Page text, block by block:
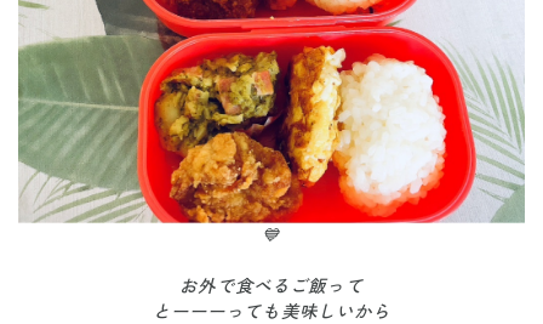
💙
お外で食べるご飯って
とーーーっても美味しいから